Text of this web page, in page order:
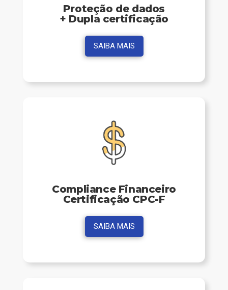
Proteção de dados
+ Dupla certificação
SAIBA MAIS
Compliance Financeiro
Certificação CPC-F
SAIBA MAIS